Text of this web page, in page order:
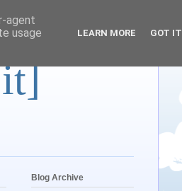
Blog Archive
agent
usage
LEARN MORE GOT IT